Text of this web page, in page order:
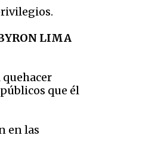
LIMA
que él
en las